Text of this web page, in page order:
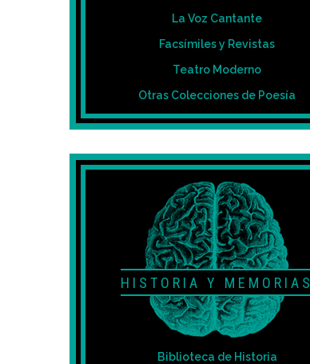
La Voz Cantante
Facsímiles y Revistas
Teatro Moderno
Otras Colecciones de Poesía
HISTORIA Y MEMORIAS
Biblioteca de Historia